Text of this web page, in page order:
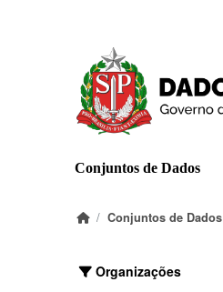
Conjuntos de Dados
Conjuntos de Dados
Organizações